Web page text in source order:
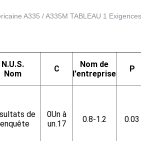
A335 / A335M TABLEAU 1
N.U.S.
Nom
C
Nom de
l'entreprise
P
de
0Un à
un.17
0.8-1.2 0.03